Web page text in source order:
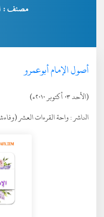
مصنف :
أصول الإمام أبوعمرو
(الأحد ٠٣ أكتوبر ٢٠١٠ء)
الناشر :واحة القرءات العشر